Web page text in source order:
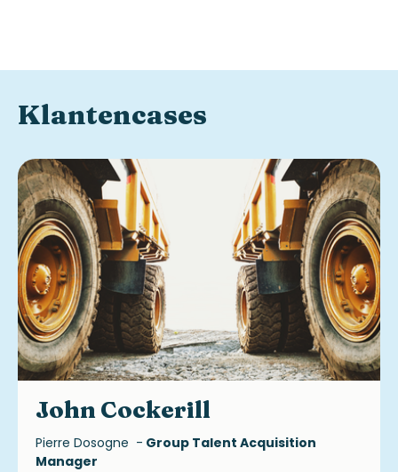
Klantencases
John Cockerill
Pierre Dosogne - Group Talent Acquisition
Manager